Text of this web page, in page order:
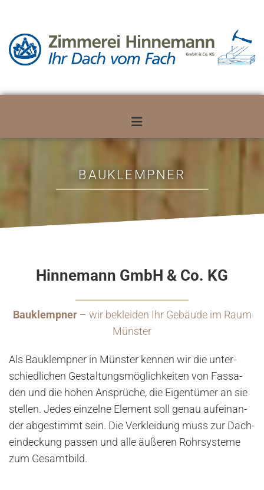
BAUKLEMPNER
Hinnemann GmbH & Co. KG
Bauklempner– wir bekleiden Ihr Gebäude im Raum
Münster
Als Bau­klemp­ner in Müns­ter ken­nen wir die un­ter­
schied­li­chen Ge­stal­tungs­mög­lich­kei­ten von Fas­sa­
den und die hohen An­sprü­che, die Ei­gen­tü­mer an sie
stel­len. Jedes ein­zel­ne Ele­ment soll genau auf­ein­an­
der ab­ge­stimmt sein. Die Ver­klei­dung muss zur Dach­
ein­de­ckung pas­sen und alle äu­ße­ren Rohr­sys­te­me
zum Ge­samt­bild.